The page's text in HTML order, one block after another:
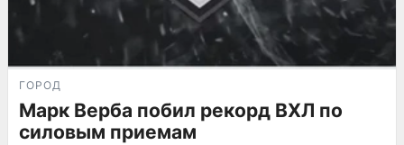
ГОРОД
Марк Верба побил рекорд ВХЛ по
силовым приемам